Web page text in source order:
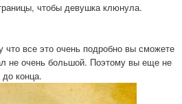
чтобы девушка клюнула.
все это очень подробно вы сможете
не очень большой. Поэтому вы еще не
до конца.